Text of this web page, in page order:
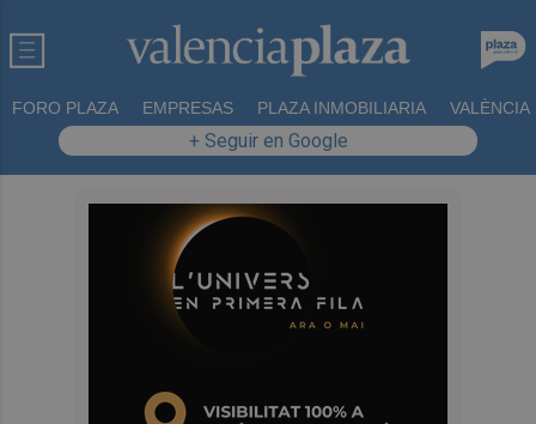
FORO PLAZA EMPRESAS PLAZA INMOBILIARIA VALÈNCIA
+ Seguir en Google